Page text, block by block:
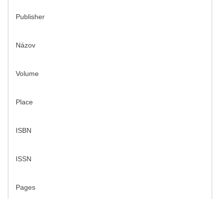
Publisher
Názov
Volume
Place
ISBN
ISSN
Pages